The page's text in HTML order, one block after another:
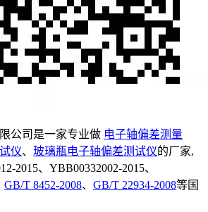
公司是一家专业做 电子轴偏差测量
仪、 玻璃瓶电子轴偏差测试仪的厂家,
2015、YBB00332002-2015、
GB/T 8452-2008、 GB/T 22934-2008等国